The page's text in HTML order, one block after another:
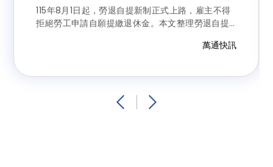
可自提6%享節稅優惠
115年8月1日起，勞退自提新制正式上路，雇主不得
拒絕勞工申請自願提繳退休金。本文整理勞退自提
請方式及雇主違規罰則，帶您一次掌握最新規定。
萬通快訊